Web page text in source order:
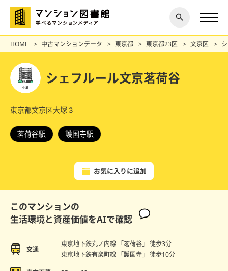
探す
閉じ
る
HOME 中古マンションデータ 東京都 東京都23区 文京区
シェフルール文京茗荷谷
東京都文京区大塚３
茗荷谷駅 護国寺駅
お気に入りに追加
このマンションの
生活環境と資産価値をAIで確認
交通
東京地下鉄丸ノ内線 「茗荷谷」 徒歩3分
東京地下鉄有楽町線 「護国寺」 徒歩10分